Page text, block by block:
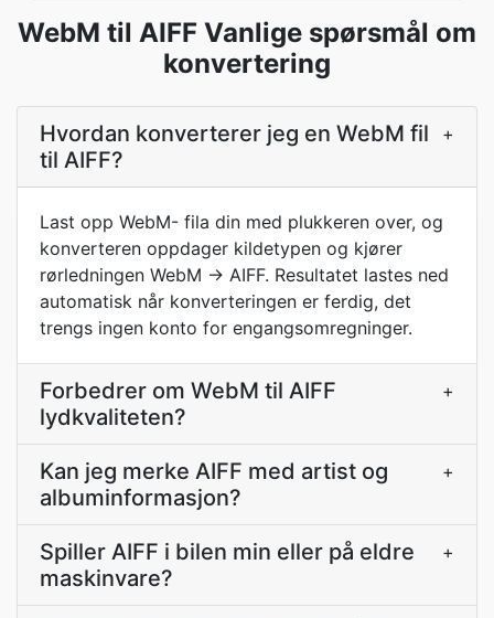
WebM til AIFF Vanlige spørsmål om
konvertering
Hvordan konverterer jeg en WebM fil
til AIFF?
+
Last opp WebM- fila din med plukkeren over, og
konverteren oppdager kildetypen og kjører
rørledningen WebM → AIFF. Resultatet lastes ned
automatisk når konverteringen er ferdig, det
trengs ingen konto for engangsomregninger.
Forbedrer om WebM til AIFF
lydkvaliteten?
+
Kan jeg merke AIFF med artist og
albuminformasjon?
+
Spiller AIFF i bilen min eller på eldre
maskinvare?
+